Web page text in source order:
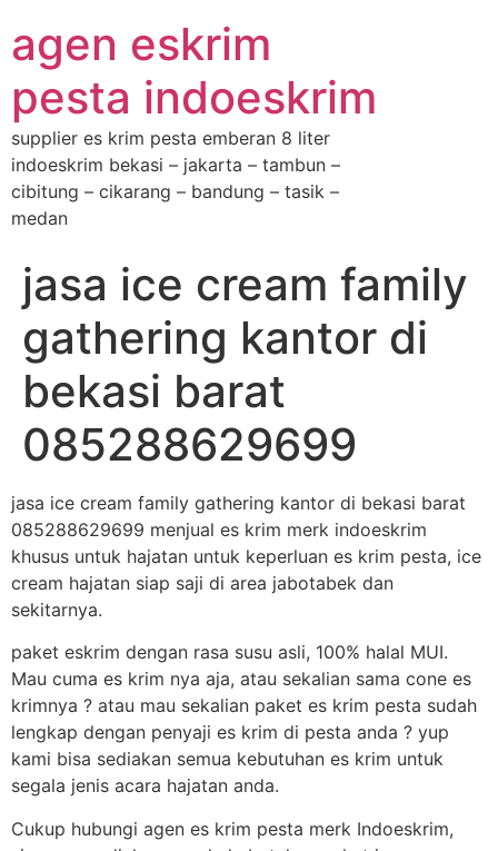
agen eskrim
pesta indoeskrim
supplier es krim pesta emberan 8 liter
indoeskrim bekasi – jakarta – tambun –
cibitung – cikarang – bandung – tasik –
medan
jasa ice cream family
gathering kantor di
bekasi barat
085288629699
jasa ice cream family gathering kantor di bekasi barat
085288629699 menjual es krim merk indoeskrim
khusus untuk hajatan untuk keperluan es krim pesta, ice
cream hajatan siap saji di area jabotabek dan
sekitarnya.
paket eskrim dengan rasa susu asli, 100% halal MUI.
Mau cuma es krim nya aja, atau sekalian sama cone es
krimnya ? atau mau sekalian paket es krim pesta sudah
lengkap dengan penyaji es krim di pesta anda ? yup
kami bisa sediakan semua kebutuhan es krim untuk
segala jenis acara hajatan anda.
Cukup hubungi agen es krim pesta merk Indoeskrim,